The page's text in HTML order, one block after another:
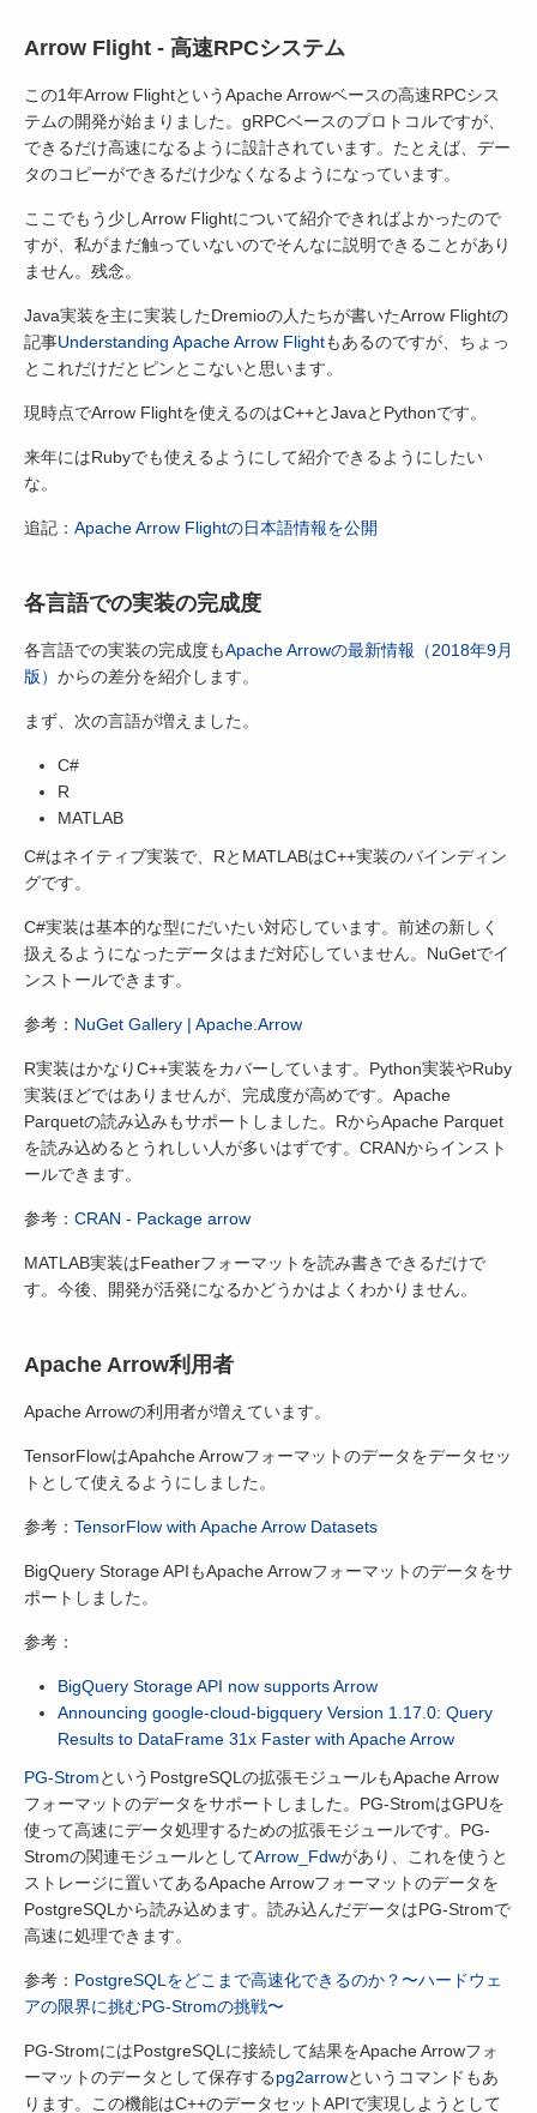
Arrow Flight - 高速RPCシステム
この1年Arrow FlightというApache Arrowベースの高速RPCシス
テムの開発が始まりました。gRPCベースのプロトコルですが、
できるだけ高速になるように設計されています。たとえば、デー
タのコピーができるだけ少なくなるようになっています。
ここでもう少しArrow Flightについて紹介できればよかったので
すが、私がまだ触っていないのでそんなに説明できることがあり
ません。残念。
Java実装を主に実装したDremioの人たちが書いたArrow Flightの
記事Understanding Apache Arrow Flightもあるのですが、ちょっ
とこれだけだとピンとこないと思います。
現時点でArrow Flightを使えるのはC++とJavaとPythonです。
来年にはRubyでも使えるようにして紹介できるようにしたい
な。
追記： Apache Arrow Flightの日本語情報を公開
各言語での実装の完成度
各言語での実装の完成度もApache Arrowの最新情報（2018年9月
版） からの差分を紹介します。
まず、次の言語が増えました。
C#
R
MATLAB
C#はネイティブ実装で、RとMATLABはC++実装のバインディン
グです。
C#実装は基本的な型にだいたい対応しています。前述の新しく
扱えるようになったデータはまだ対応していません。NuGetでイ
ンストールできます。
参考： NuGet Gallery | Apache.Arrow
R実装はかなりC++実装をカバーしています。Python実装やRuby
実装ほどではありませんが、完成度が高めです。Apache
Parquetの読み込みもサポートしました。RからApache Parquet
を読み込めるとうれしい人が多いはずです。CRANからインスト
ールできます。
参考： CRAN - Package arrow
MATLAB実装はFeatherフォーマットを読み書きできるだけで
す。今後、開発が活発になるかどうかはよくわかりません。
Apache Arrow利用者
Apache Arrowの利用者が増えています。
TensorFlowはApahche Arrowフォーマットのデータをデータセッ
トとして使えるようにしました。
参考： TensorFlow with Apache Arrow Datasets
BigQuery Storage APIもApache Arrowフォーマットのデータをサ
ポートしました。
参考：
BigQuery Storage API now supports Arrow
Announcing google-cloud-bigquery Version 1.17.0: Query
Results to DataFrame 31x Faster with Apache Arrow
PG-StromというPostgreSQLの拡張モジュールもApache Arrow
フォーマットのデータをサポートしました。PG-StromはGPUを
使って高速にデータ処理するための拡張モジュールです。PG-
Stromの関連モジュールとしてArrow_Fdwがあり、これを使うと
ストレージに置いてあるApache Arrowフォーマットのデータを
PostgreSQLから読み込めます。読み込んだデータはPG-Stromで
高速に処理できます。
参考： PostgreSQLをどこまで高速化できるのか？〜ハードウェ
アの限界に挑むPG-Stromの挑戦〜
PG-StromにはPostgreSQLに接続して結果をApache Arrowフォ
ーマットのデータとして保存するpg2arrowというコマンドもあ
ります。この機能はC++のデータセットAPIで実現しようとして